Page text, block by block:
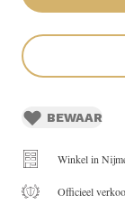
BEWAAR
Winkel in
Officieel